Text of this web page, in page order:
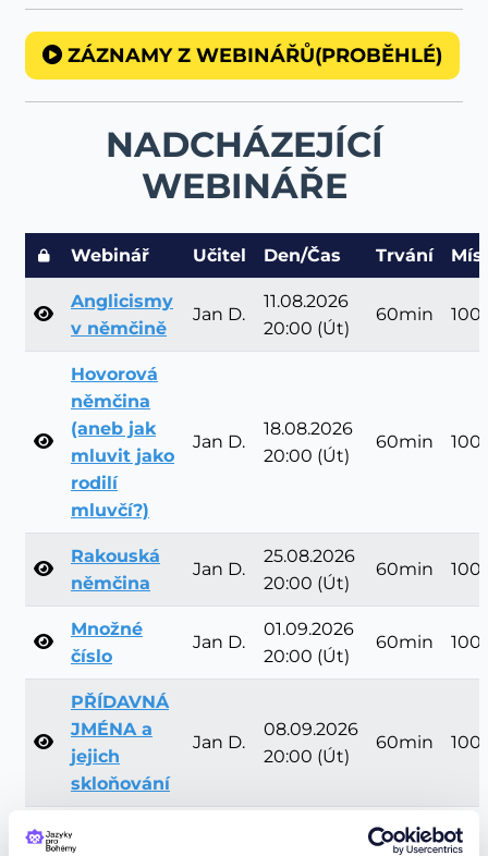
ZÁZNAMY Z WEBINÁŘŮ(PROBĚHLÉ)
NADCHÁZEJÍCÍ
WEBINÁŘE
Webinář Učitel Den/Čas Trvání
Anglicismy
v němčině
Jan D.
11.08.2026
20:00 (Út)
60min 100
Hovorová
němčina
(aneb jak
mluvit jako
rodilí
mluvčí?)
Jan D.
18.08.2026
20:00 (Út)
60min 100
Rakouská
němčina
Jan D.
25.08.2026
20:00 (Út)
60min 100
Množné
číslo
Jan D.
01.09.2026
20:00 (Út)
60min 100
PŘÍDAVNÁ
JMÉNA a
jejich
skloňování
Jan D.
08.09.2026
20:00 (Út)
60min 100
Stupňování